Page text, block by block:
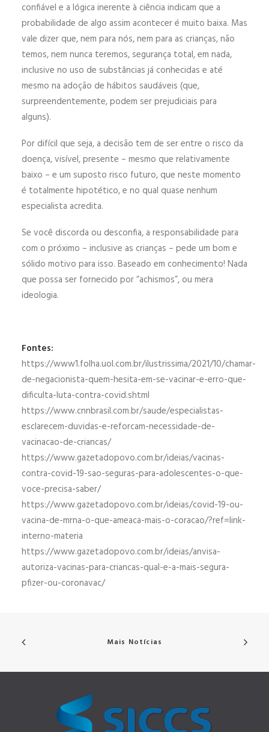
confiável e a lógica inerente à ciência indicam que a
probabilidade de algo assim acontecer é muito baixa. Mas
vale dizer que, nem para nós, nem para as crianças, não
temos, nem nunca teremos, segurança total, em nada,
inclusive no uso de substâncias já conhecidas e até
mesmo na adoção de hábitos saudáveis (que,
surpreendentemente, podem ser prejudiciais para
alguns).
Por difícil que seja, a decisão tem de ser entre o risco da
doença, visível, presente – mesmo que relativamente
baixo – e um suposto risco futuro, que neste momento
é totalmente hipotético, e no qual quase nenhum
especialista acredita.
Se você discorda ou desconfia, a responsabilidade para
com o próximo – inclusive as crianças – pede um bom e
sólido motivo para isso. Baseado em conhecimento! Nada
que possa ser fornecido por “achismos”, ou mera
ideologia.
Fontes:
https://www1.folha.uol.com.br/ilustrissima/2021/10/chamar-
de-negacionista-quem-hesita-em-se-vacinar-e-erro-que-
dificulta-luta-contra-covid.shtml
https://www.cnnbrasil.com.br/saude/especialistas-
esclarecem-duvidas-e-reforcam-necessidade-de-
vacinacao-de-criancas/
https://www.gazetadopovo.com.br/ideias/vacinas-
contra-covid-19-sao-seguras-para-adolescentes-o-que-
voce-precisa-saber/
https://www.gazetadopovo.com.br/ideias/covid-19-ou-
vacina-de-mrna-o-que-ameaca-mais-o-coracao/?ref=link-
interno-materia
https://www.gazetadopovo.com.br/ideias/anvisa-
autoriza-vacinas-para-criancas-qual-e-a-mais-segura-
pfizer-ou-coronavac/
Mais Notícias